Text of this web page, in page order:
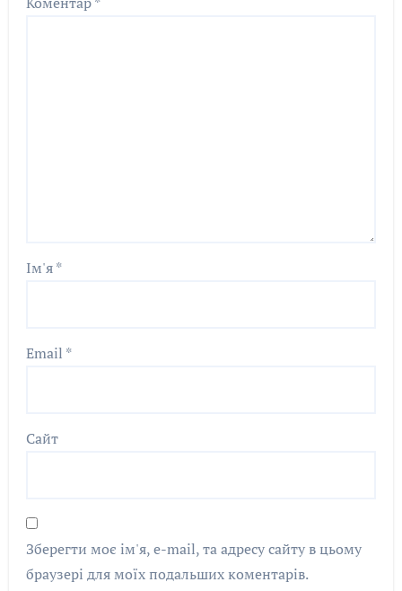
Ім'я*
Email *
Сайт
Зберегти моє ім'я, e-mail, та адресу сайту в цьому
браузері для моїх подальших коментарів.